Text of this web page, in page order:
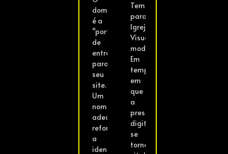
domínio
é a
“porta
de
entrada”
para
seu
site.
Um
nome
adequado
reforça
a
identidade
Template
para
Igrejas?
Visualizar
modelo
Em
tempos
em
que
a
presença
digital
se
tornou